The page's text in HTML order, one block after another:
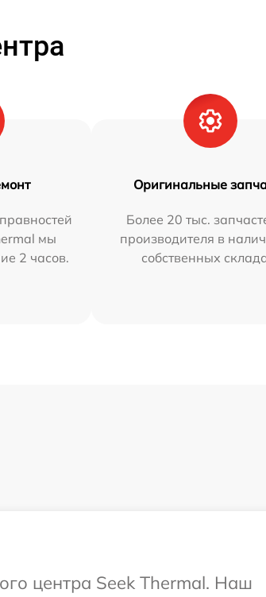
мы
2 часов.
Оригинальные
Более 20 тыс.
производителя в
собственных
центра Seek Thermal. Наш